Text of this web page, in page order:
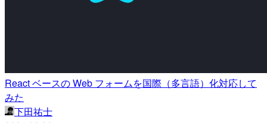
React ベースの Web フォームを国際（多言語）化対応して
みた
下田祐士